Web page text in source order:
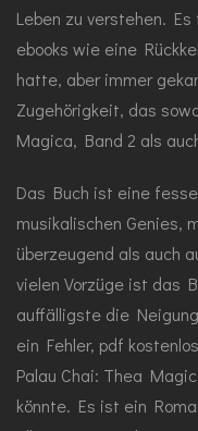
Leben zu verstehen.
ebooks wie eine
hatte, aber immer
Zugehörigkeit, das
Magica, Band 2 als
Das Buch ist eine
musikalischen Genies,
überzeugend als auch
vielen Vorzüge ist das
auffälligste die
ein Fehler, pdf
Palau Chai: Thea
könnte. Es ist ein